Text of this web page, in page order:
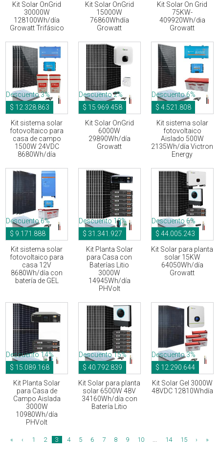
Kit Solar OnGrid
30000W
128100Wh/día
Growatt Trifásico
Kit Solar OnGrid
15000W
76860Whdía
Growatt
Kit Solar On Grid
75KW-
409920Wh/dia
Growatt
$ 12.328.863
Descuento 3%
Kit sistema solar
fotovoltaico para
casa de campo
1500W 24VDC
8680Wh/día
$ 15.969.458
Descuento 2%
Kit Solar OnGrid
6000W
29890Wh/día
Growatt
$ 4.521.808
Descuento 6%
Kit sistema solar
fotovoltaico
Aislado 500W
2135Wh/día Victron
Energy
$ 9.171.888
Descuento 6%
Kit sistema solar
fotovoltaico para
casa 12V
8680Wh/día con
batería de GEL
$ 31.341.927
Descuento 19%
Kit Planta Solar
para Casa con
Baterías Litio
3000W
14945Wh/día
PHVolt
$ 44.005.243
Descuento 6%
Kit Solar para planta
solar 15KW
64050Wh/día
Growatt
$ 15.089.168
Descuento 14%
Kit Planta Solar
para Casa de
Campo Aislada
3000W
10980Wh/día
PHVolt
$ 40.792.839
Descuento 15%
Kit Solar para planta
solar 6500W 48V
34160Wh/día con
Batería Litio
$ 12.290.644
Descuento 3%
Kit Solar Gel 3000W
48VDC 12810Whdía
« ‹ 1 2 3 4 5 6 7 8 9 10 ... 14 15 › »